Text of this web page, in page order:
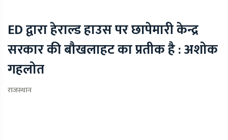
ED द्वारा हेराल्ड हाउस पर छापेमारी केन्द्र
सरकार की बौखलाहट का प्रतीक है : अशोक
गहलोत
राजस्थान